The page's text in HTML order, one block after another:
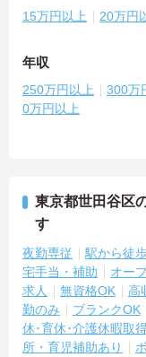
15万円以上 20万円
年収
250万円以上 300万
0万円以上
東京都世田谷区
す
夜勤専従 駅から徒
宅手当・補助
オー
求人
無資格OK 高
勤のみ
ブランクOK
休･育休･介護休暇取
所・育児補助あり